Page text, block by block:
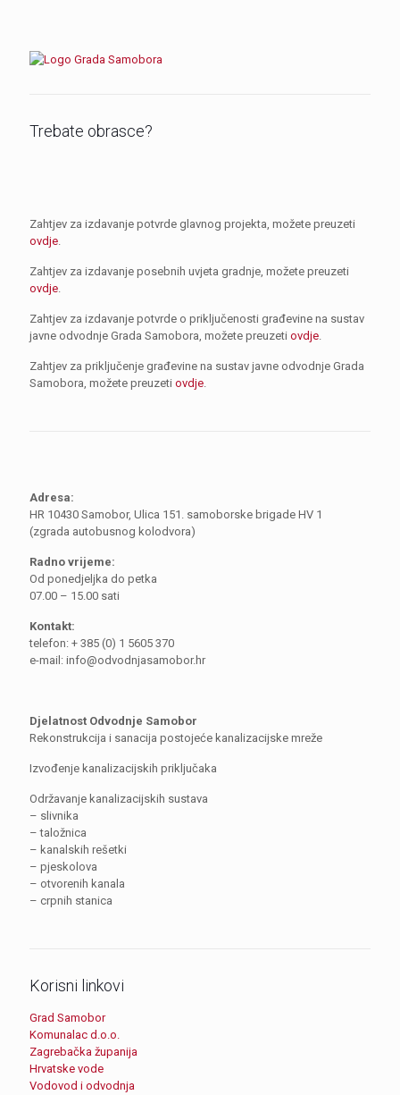
Trebate obrasce?
Zahtjev za izdavanje potvrde glavnog projekta, možete preuzeti
ovdje.
Zahtjev za izdavanje posebnih uvjeta gradnje, možete preuzeti
ovdje.
Zahtjev za izdavanje potvrde o priključenosti građevine na sustav
javne odvodnje Grada Samobora, možete preuzeti ovdje.
Zahtjev za priključenje građevine na sustav javne odvodnje Grada
Samobora, možete preuzeti ovdje.
Adresa:
HR 10430 Samobor, Ulica 151. samoborske brigade HV 1
(zgrada autobusnog kolodvora)
Radno vrijeme:
Od ponedjeljka do petka
07.00 – 15.00 sati
Kontakt:
telefon: + 385 (0) 1 5605 370
e-mail: info@odvodnjasamobor.hr
Djelatnost Odvodnje Samobor
Rekonstrukcija i sanacija postojeće kanalizacijske mreže
Izvođenje kanalizacijskih priključaka
Održavanje kanalizacijskih sustava
– slivnika
– taložnica
– kanalskih rešetki
– pjeskolova
– otvorenih kanala
– crpnih stanica
Korisni linkovi
Grad Samobor
Komunalac d.o.o.
Zagrebačka županija
Hrvatske vode
Vodovod i odvodnja